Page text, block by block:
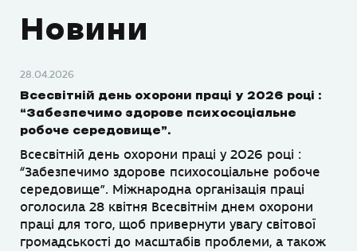
Новини
28.04.2026
Всесвітній день охорони праці у 2026 році :
“Забезпечимо здорове психосоціальне
робоче середовище”.
Всесвітній день охорони праці у 2026 році :
“Забезпечимо здорове психосоціальне робоче
середовище”. Міжнародна організація праці
оголосила 28 квітня Всесвітнім днем охорони
праці для того, щоб привернути увагу світової
громадськості до масштабів проблеми, а також